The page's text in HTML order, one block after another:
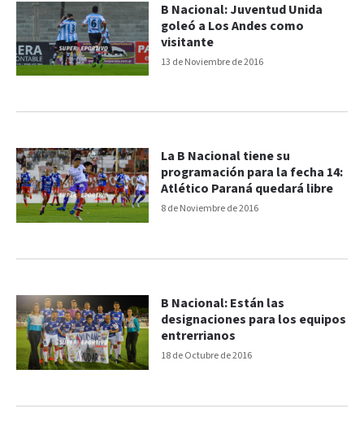
13 de Noviembre de 2016
B Nacional: Juventud Unida
goleó a Los Andes como
visitante
8 de Noviembre de 2016
La B Nacional tiene su
programación para la fecha 14:
Atlético Paraná quedará libre
18 de Octubre de 2016
B Nacional: Están las
designaciones para los equipos
entrerrianos